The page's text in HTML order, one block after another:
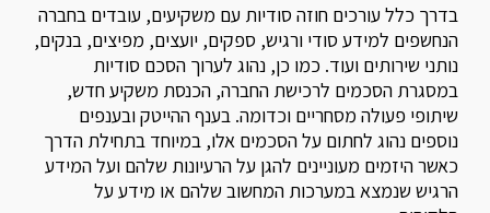
בדרך כלל עורכים חוזה סודיות עם משקיעים, עובדים בחברה
הנחשפים למידע סודי ורגיש, ספקים, יועצים, מפיצים, בנקים,
נותני שירותים ועוד. כמו כן, נהוג לערוך הסכם סודיות
במסגרת הסכמים לרכישת החברה, הכנסת משקיע חדש,
שיתופי פעולה מסחריים וכדומה. בענף ההייטק ובענפים
נוספים נהוג לחתום על הסכמים אלו, במיוחד בתחילת הדרך
כאשר היזמים מעוניינים להגן על הרעיונות שלהם ועל המידע
הרגיש שנמצא במערכות המחשוב שלהם או מידע על